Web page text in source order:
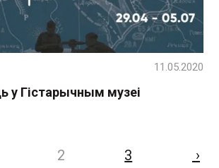
у Гістарычным музеі
11.05.2020
2 3 ›